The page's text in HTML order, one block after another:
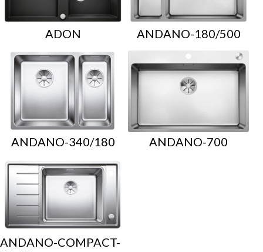
ADON ANDANO-180/500
ANDANO-340/180 ANDANO-700
ANDANO-COMPACT-